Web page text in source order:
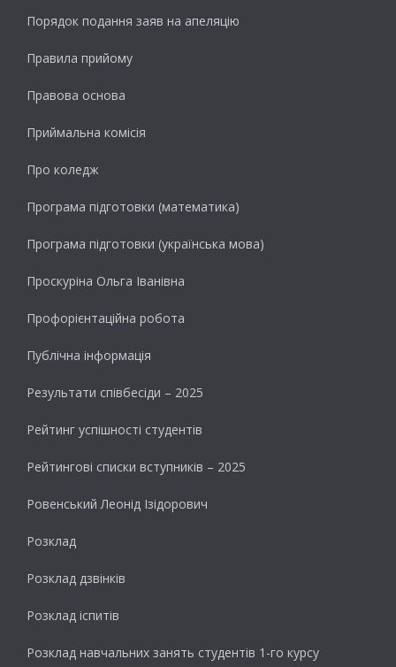
Порядок подання заяв на апеляцію
Правила прийому
Правова основа
Приймальна комісія
Про коледж
Програма підготовки (математика)
Програма підготовки (українська мова)
Проскуріна Ольга Іванівна
Профорієнтаційна робота
Публічна інформація
Результати cпівбесіди – 2025
Рейтинг успішності студентів
Рейтингові списки вступників – 2025
Ровенський Леонід Ізідорович
Розклад
Розклад дзвінків
Розклад іспитів
Розклад навчальних занять студентів 1-го курсу